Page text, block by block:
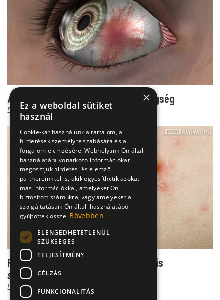
Az egyik legmakacsabb szembetegség
Dr. Őri Zsolt
Felnőttkori bárányhimlő: akár bele is
süketülhetünk
Dr. Móri István Péter
×
Ez a weboldal sütiket
használ
Cookie-kat használunk a tartalom, a
hirdetések személyre szabására és a
forgalom elemzésére. Webhelyünk Ön általi
használatára vonatkozó információkat
megosztjuk hirdetési és elemző
partnereinkkel is, akik egyesíthetik azokat
más információkkal, amelyeket Ön
biztosított számukra, vagy amelyeket a
szolgáltatásaik Ön általi használatából
gyűjtöttek össze. Bővebben
ELENGEDHETETLENÜL
SZÜKSÉGES
TELJESÍTMÉNY
CÉLZÁS
FUNKCIONALITÁS